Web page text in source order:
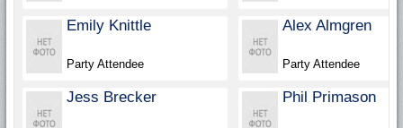
Emily Knittle
Party Attendee
Alex Almgren
Party Attendee
Jess Brecker Phil Primason